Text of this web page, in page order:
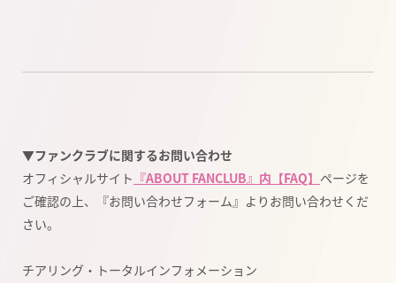
▼ファンクラブに関するお問い合わせ
オフィシャルサイト 『ABOUT FANCLUB』内【FAQ】 ページを
ご確認の上、『お問い合わせフォーム』よりお問い合わせくだ
さい。
チアリング・トータルインフォメーション